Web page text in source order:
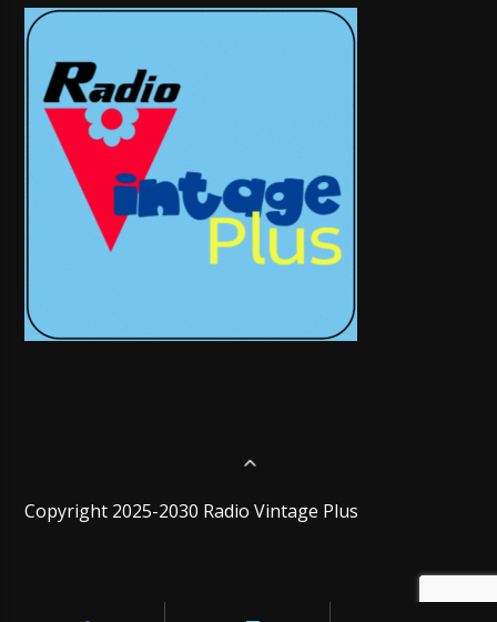
Copyright 2025-2030 Radio Vintage Plus